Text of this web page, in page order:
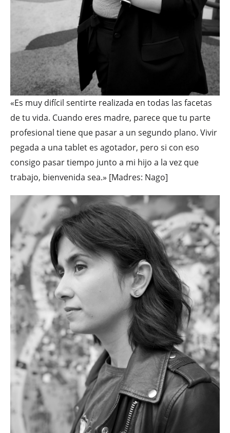
«Es muy difícil sentirte realizada en todas las facetas
de tu vida. Cuando eres madre, parece que tu parte
profesional tiene que pasar a un segundo plano. Vivir
pegada a una tablet es agotador, pero si con eso
consigo pasar tiempo junto a mi hijo a la vez que
trabajo, bienvenida sea.» [Madres: Nago]